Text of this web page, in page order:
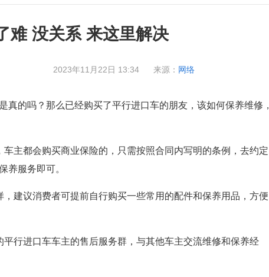
难 没关系 来这里解决
2023年11月22日 13:34 来源： 网络
真的吗？那么已经购买了平行进口车的朋友，该如何保养维修，
主都会购买商业保险的，只需按照合同内写明的条例，去约定
养服务即可。
建议消费者可提前自行购买一些常用的配件和保养用品，方便
行进口车车主的售后服务群，与其他车主交流维修和保养经